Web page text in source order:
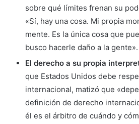
sobre qué límites frenan su
«Sí, hay una cosa. Mi propia
mente. Es la única cosa que
busco hacerle daño a la gente».
El derecho a su propia
que Estados Unidos debe
internacional, matizó que
definición de derecho
él es el árbitro de cuándo y